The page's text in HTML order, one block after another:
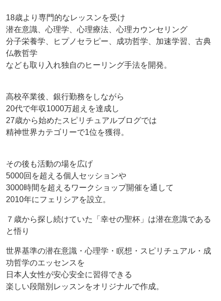
18歳より専門的なレッスンを受け
潜在意識、心理学、心理療法、心理カウンセリング
分子栄養学、ヒプノセラピー、成功哲学、加速学習、古典
仏教哲学
なども取り入れ独自のヒーリング手法を開発。
高校卒業後、銀行勤務をしながら
20代で年収1000万超えを達成し
27歳から始めたスピリチュアルブログでは
精神世界カテゴリーで1位を獲得。
その後も活動の場を広げ
5000回を超える個人セッションや
3000時間を超えるワークショップ開催を通して
2010年にフェリシアを設立。
７歳から探し続けていた「幸せの聖杯」は潜在意識である
と悟り
世界基準の潜在意識・心理学・瞑想・スピリチュアル・成
功哲学のエッセンスを
日本人女性が安心安全に習得できる
楽しい段階別レッスンをオリジナルで作成。